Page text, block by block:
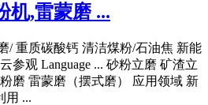
机,雷蒙磨 ...
/ 重质碳酸钙 清洁煤粉/石油焦 新能
参观 Language ... 砂粉立磨 矿渣立
磨 雷蒙磨（摆式磨） 应用领域 新
用 ...